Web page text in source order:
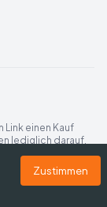
einen Kauf
lediglich darauf.
Heuteam Laufen
Zustimmen